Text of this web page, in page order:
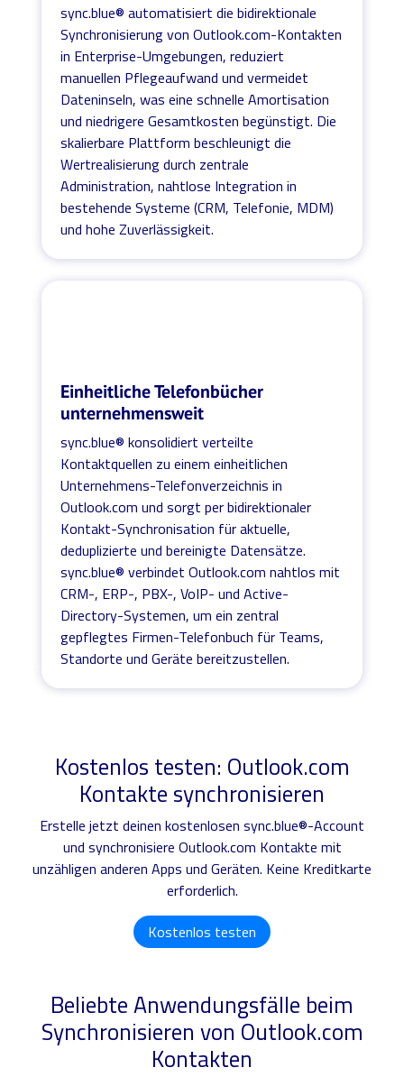
sync.blue® automatisiert die bidirektionale
Synchronisierung von Outlook.com-Kontakten
in Enterprise-Umgebungen, reduziert
manuellen Pflegeaufwand und vermeidet
Dateninseln, was eine schnelle Amortisation
und niedrigere Gesamtkosten begünstigt. Die
skalierbare Plattform beschleunigt die
Wertrealisierung durch zentrale
Administration, nahtlose Integration in
bestehende Systeme (CRM, Telefonie, MDM)
und hohe Zuverlässigkeit.
Einheitliche Telefonbücher
unternehmensweit
sync.blue® konsolidiert verteilte
Kontaktquellen zu einem einheitlichen
Unternehmens-Telefonverzeichnis in
Outlook.com und sorgt per bidirektionaler
Kontakt-Synchronisation für aktuelle,
deduplizierte und bereinigte Datensätze.
sync.blue® verbindet Outlook.com nahtlos mit
CRM-, ERP-, PBX-, VoIP- und Active-
Directory-Systemen, um ein zentral
gepflegtes Firmen-Telefonbuch für Teams,
Standorte und Geräte bereitzustellen.
Kostenlos testen: Outlook.com
Kontakte synchronisieren
Erstelle jetzt deinen kostenlosen sync.blue®-Account
und synchronisiere Outlook.com Kontakte mit
unzähligen anderen Apps und Geräten. Keine Kreditkarte
erforderlich.
Kostenlos testen
Beliebte Anwendungsfälle beim
Synchronisieren von Outlook.com
Kontakten